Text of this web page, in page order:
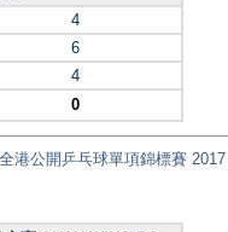
4
6
4
0
港公開乒乓球單項錦標賽 2017